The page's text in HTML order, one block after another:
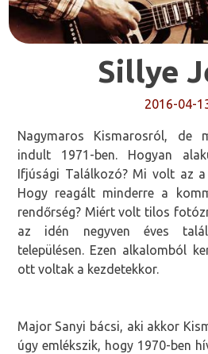
Sillye
2016-04-
Nagymaros Kismarosról, de
indult 1971-ben. Hogyan
Ifjúsági Találkozó? Mi volt az a
Hogy reagált minderre a
rendőrség? Miért volt tilos
az idén negyven éves
településen. Ezen alkalomból
ott voltak a kezdetekkor.
Major Sanyi bácsi, aki akkor
úgy emlékszik, hogy 1970-ben